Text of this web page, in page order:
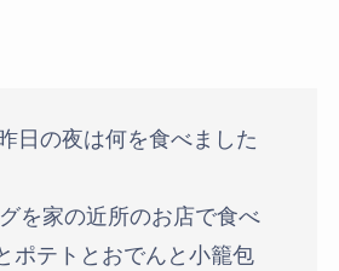
日の夜は何を食べました
を家の近所のお店で食べ
ポテトとおでんと小籠包